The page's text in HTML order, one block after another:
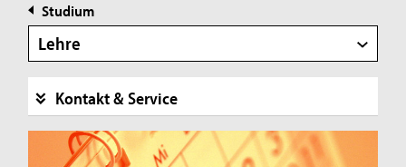
Studium
Lehre
Kontakt & Service